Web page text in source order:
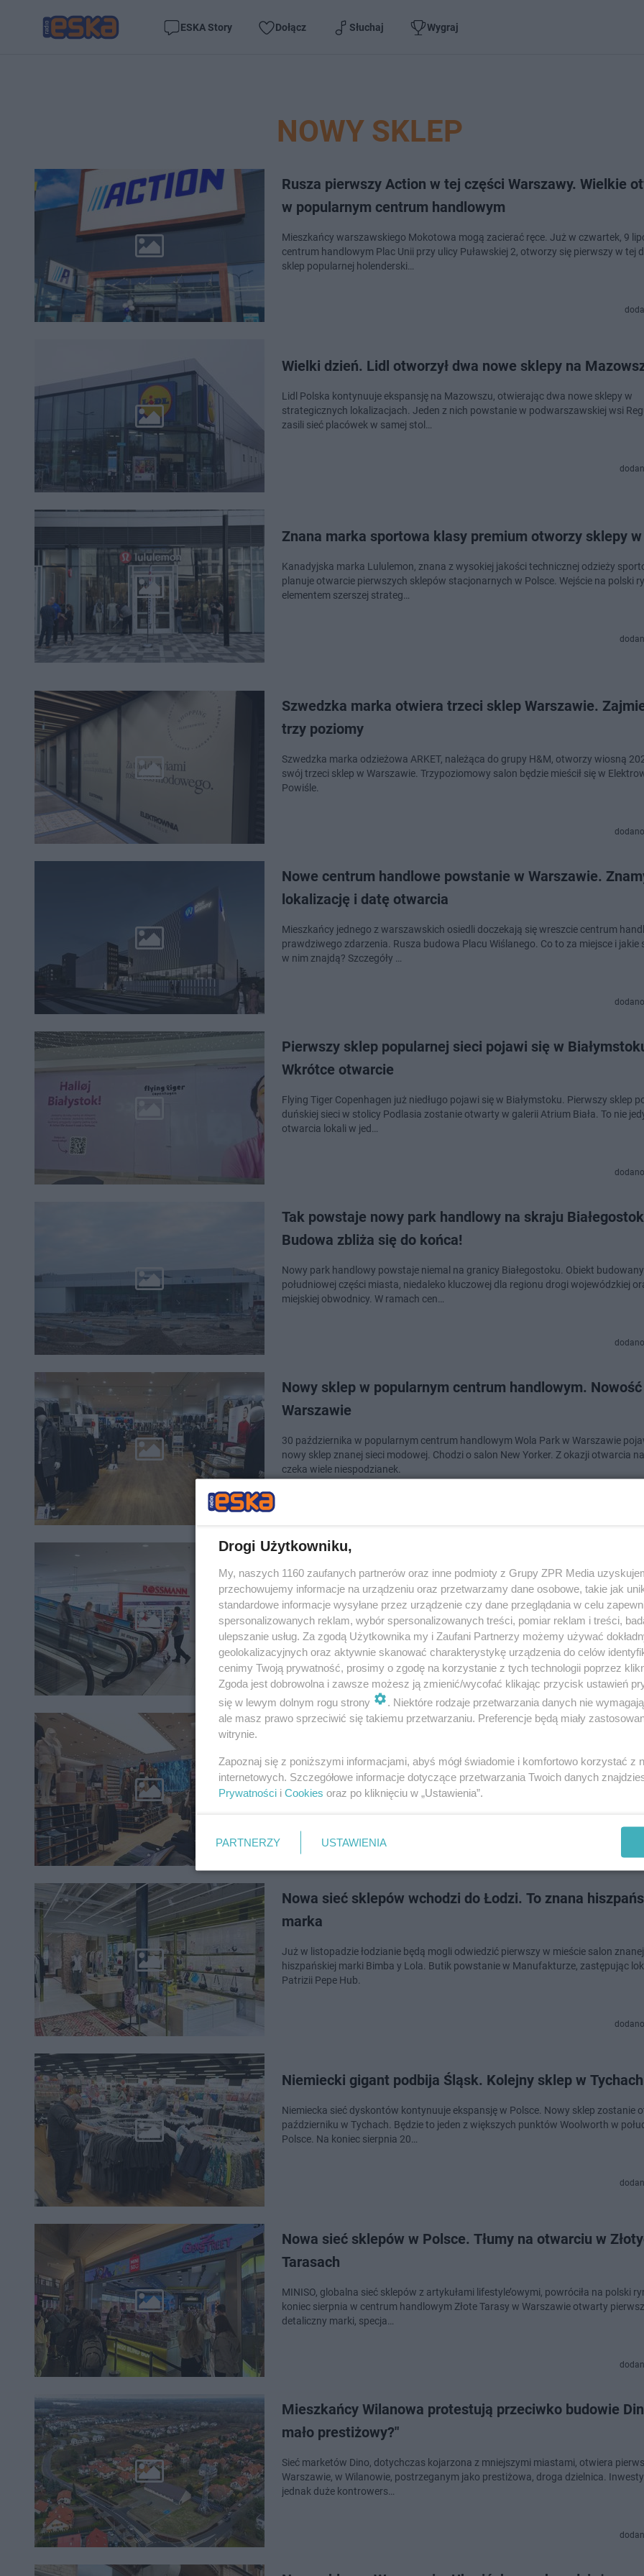
ESKA Story Dołącz Słuchaj Wygraj
NOWY SKLEP
Rusza pierwszy Action w tej części Warszawy. Wielkie
w popularnym centrum handlowym
Mieszkańcy warszawskiego Mokotowa mogą zacierać ręce. Już w czwartek, 9
centrum handlowym Plac Unii przy ulicy Puławskiej 2, otworzy się pierwszy w tej
sklep popularnej holenderski…
Wielki dzień. Lidl otworzył dwa nowe sklepy na
Lidl Polska kontynuuje ekspansję na Mazowszu, otwierając dwa nowe sklepy w
strategicznych lokalizacjach. Jeden z nich powstanie w podwarszawskiej wsi
zasili sieć placówek w samej stol…
Znana marka sportowa klasy premium otworzy sklepy
Kanadyjska marka Lululemon, znana z wysokiej jakości technicznej odzieży
planuje otwarcie pierwszych sklepów stacjonarnych w Polsce. Wejście na polski
elementem szerszej strateg…
Szwedzka marka otwiera trzeci sklep Warszawie.
trzy poziomy
Szwedzka marka odzieżowa ARKET, należąca do grupy H&M, otworzy wiosną
swój trzeci sklep w Warszawie. Trzypoziomowy salon będzie mieścił się w
Powiśle.
Nowe centrum handlowe powstanie w Warszawie.
lokalizację i datę otwarcia
Mieszkańcy jednego z warszawskich osiedli doczekają się wreszcie centrum
prawdziwego zdarzenia. Rusza budowa Placu Wiślanego. Co to za miejsce i jakie
w nim znajdą? Szczegóły …
Pierwszy sklep popularnej sieci pojawi się w
Wkrótce otwarcie
Flying Tiger Copenhagen już niedługo pojawi się w Białymstoku. Pierwszy sklep
duńskiej sieci w stolicy Podlasia zostanie otwarty w galerii Atrium Biała. To nie
otwarcia lokali w jed…
Tak powstaje nowy park handlowy na skraju
Budowa zbliża się do końca!
Nowy park handlowy powstaje niemal na granicy Białegostoku. Obiekt
południowej części miasta, niedaleko kluczowej dla regionu drogi wojewódzkiej
miejskiej obwodnicy. W ramach cen…
Nowy sklep w popularnym centrum handlowym.
Warszawie
30 października w popularnym centrum handlowym Wola Park w Warszawie
nowy sklep znanej sieci modowej. Chodzi o salon New Yorker. Z okazji otwarcia
czeka wiele niespodzianek.
W Polsce zamknięto 50 centrów handlowych. Ekspertka
wyjaśnia, co się dzieje na rynku
W ostatniej dekadzie w Polsce zamknięto około 50 centrów handlowych.
kilku lat bardzo intensywnie rozwijają się parki handlowe, głównie za sprawą
powierzchni i kompleksowej,…
Popularny sklep powraca do centrum Warszawy.
W czwartek, 23 października, do Domów Towarowych Wars Sawa Junior powrócił
popularny sklep. Chodzi o japońską markę modową UNIQLO, która prezentuje się
Nowa sieć sklepów wchodzi do Łodzi. To znana
marka
Już w listopadzie łodzianie będą mogli odwiedzić pierwszy w mieście salon znanej
hiszpańskiej marki Bimba y Lola. Butik powstanie w Manufakturze, zastępując
Patrizii Pepe Hub.
Niemiecki gigant podbija Śląsk. Kolejny sklep w Tychach
Niemiecka sieć dyskontów kontynuuje ekspansję w Polsce. Nowy sklep zostanie
październiku w Tychach. Będzie to jeden z większych punktów Woolworth w
Polsce. Na koniec sierpnia 20…
Nowa sieć sklepów w Polsce. Tłumy na otwarciu w
Tarasach
MINISO, globalna sieć sklepów z artykułami lifestyle’owymi, powróciła na polski
koniec sierpnia w centrum handlowym Złote Tarasy w Warszawie otwarty
detaliczny marki, specja…
Mieszkańcy Wilanowa protestują przeciwko budowie
mało prestiżowy?"
Sieć marketów Dino, dotychczas kojarzona z mniejszymi miastami, otwiera
Warszawie, w Wilanowie, postrzeganym jako prestiżowa, droga dzielnica.
jednak duże kontrowers…
Drogi Użytkowniku,
My, naszych 1160 zaufanych partnerów oraz inne podmioty z Grupy ZPR Media
przechowujemy informacje na urządzeniu oraz przetwarzamy dane osobowe, takie jak
standardowe informacje wysyłane przez urządzenie czy dane przeglądania w celu
spersonalizowanych reklam, wybór spersonalizowanych treści, pomiar reklam i treści,
ulepszanie usług. Za zgodą Użytkownika my i Zaufani Partnerzy możemy używać
geolokalizacyjnych oraz aktywnie skanować charakterystykę urządzenia do celów
cenimy Twoją prywatność, prosimy o zgodę na korzystanie z tych technologii poprzez
Zgoda jest dobrowolna i zawsze możesz ją zmienić/wycofać klikając przycisk ustawień
się w lewym dolnym rogu strony
. Niektóre rodzaje przetwarzania danych nie
ale masz prawo sprzeciwić się takiemu przetwarzaniu. Preferencje będą miały
witrynie.
Zapoznaj się z poniższymi informacjami, abyś mógł świadomie i komfortowo korzystać z
internetowych. Szczegółowe informacje dotyczące przetwarzania Twoich danych
Prywatności i Cookies oraz po kliknięciu w „Ustawienia”.
PARTNERZY USTAWIENIA